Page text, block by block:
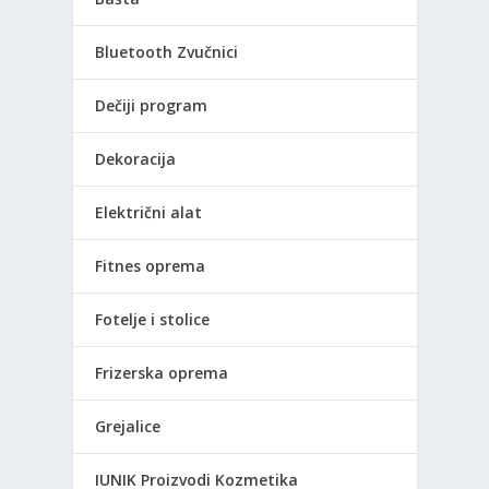
Bluetooth Zvučnici
Dečiji program
Dekoracija
Električni alat
Fitnes oprema
Fotelje i stolice
Frizerska oprema
Grejalice
IUNIK Proizvodi Kozmetika